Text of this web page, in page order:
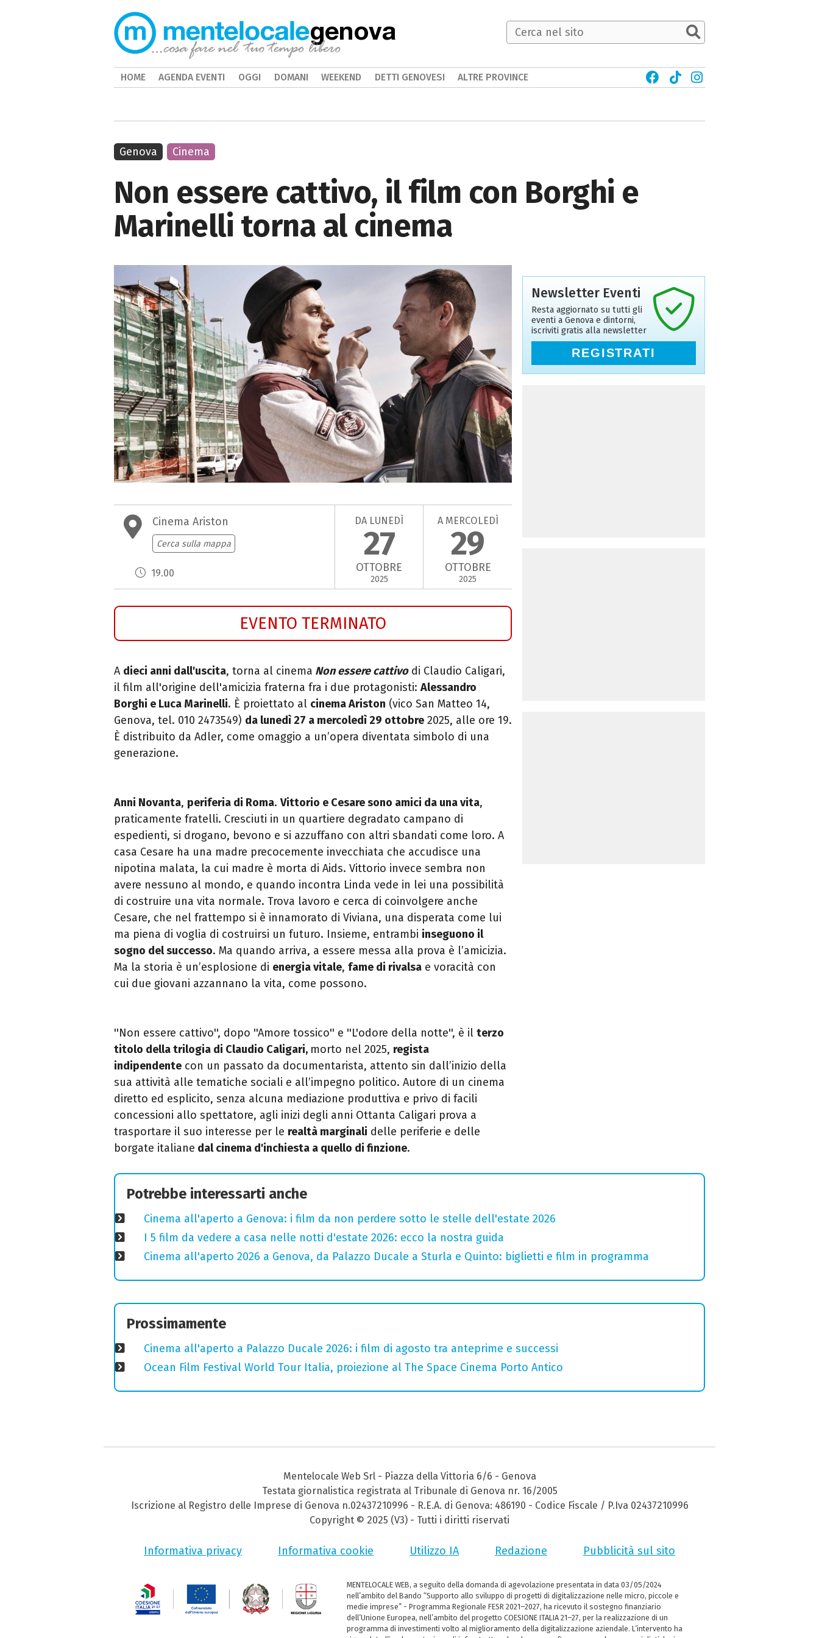
Non essere cattivo, il film con Borghi e
Marinelli torna al cinema
Cinema Ariston
Cerca sulla mappa
19.00
DA LUNEDÌ
27
OTTOBRE
2025
A MERCOLEDÌ
29
OTTOBRE
2025
EVENTO TERMINATO
A dieci anni dall'uscita, torna al cinema Non essere cattivodi Claudio Caligari,
il film all'origine dell'amicizia fraterna fra i due protagonisti: Alessandro
Borghi e Luca Marinelli. È proiettato al cinema Ariston (vico San Matteo 14,
Genova, tel. 010 2473549) da lunedì 27 a mercoledì 29 ottobre 2025, alle ore 19.
È distribuito da Adler, come omaggio a un’opera diventata simbolo di una
generazione.
Anni Novanta, periferia di Roma. Vittorio e Cesare sono amici da una vita,
praticamente fratelli. Cresciuti in un quartiere degradato campano di
espedienti, si drogano, bevono e si azzuffano con altri sbandati come loro. A
casa Cesare ha una madre precocemente invecchiata che accudisce una
nipotina malata, la cui madre è morta di Aids. Vittorio invece sembra non
avere nessuno al mondo, e quando incontra Linda vede in lei una possibilità
di costruire una vita normale. Trova lavoro e cerca di coinvolgere anche
Cesare, che nel frattempo si è innamorato di Viviana, una disperata come lui
ma piena di voglia di costruirsi un futuro. Insieme, entrambi inseguono il
sogno del successo. Ma quando arriva, a essere messa alla prova è l’amicizia.
Ma la storia è un’esplosione di energia vitale, fame di rivalsa e voracità con
cui due giovani azzannano la vita, come possono.
''Non essere cattivo'', dopo ''Amore tossico'' e ''L'odore della notte'', è il terzo
titolo della trilogia di Claudio Caligari, morto nel 2025, regista
indipendente con un passato da documentarista, attento sin dall’inizio della
sua attività alle tematiche sociali e all’impegno politico. Autore di un cinema
diretto ed esplicito, senza alcuna mediazione produttiva e privo di facili
concessioni allo spettatore, agli inizi degli anni Ottanta Caligari prova a
trasportare il suo interesse per le realtà marginali delle periferie e delle
borgate italiane dal cinema d'inchiesta a quello di finzione.
Genova Cinema
Newsletter Eventi
Resta aggiornato su tutti gli
eventi a Genova e dintorni,
iscriviti gratis alla newsletter
REGISTRATI
Potrebbe interessarti anche
Cinema all'aperto a Genova: i film da non perdere sotto le stelle dell'estate 2026
I 5 film da vedere a casa nelle notti d'estate 2026: ecco la nostra guida
Cinema all'aperto 2026 a Genova, da Palazzo Ducale a Sturla e Quinto: biglietti e film in programma
Prossimamente
Cinema all'aperto a Palazzo Ducale 2026: i film di agosto tra anteprime e successi
Ocean Film Festival World Tour Italia, proiezione al The Space Cinema Porto Antico
genova
HOME AGENDA EVENTI OGGI DOMANI WEEKEND DETTI GENOVESI ALTRE PROVINCE
Mentelocale Web Srl - Piazza della Vittoria 6/6 - Genova
Testata giornalistica registrata al Tribunale di Genova nr. 16/2005
Iscrizione al Registro delle Imprese di Genova n.02437210996 - R.E.A. di Genova: 486190 - Codice Fiscale / P.Iva 02437210996
Copyright © 2025 (V3) - Tutti i diritti riservati
Informativa privacy Informativa cookie Utilizzo IA Redazione Pubblicità sul sito
MENTELOCALE WEB, a seguito della domanda di agevolazione presentata in data 03/05/2024
nell’ambito del Bando “Supporto allo sviluppo di progetti di digitalizzazione nelle micro, piccole e
medie imprese” - Programma Regionale FESR 2021–2027, ha ricevuto il sostegno finanziario
dell’Unione Europea, nell’ambito del progetto COESIONE ITALIA 21–27, per la realizzazione di un
programma di investimenti volto al miglioramento della digitalizzazione aziendale. L’intervento ha